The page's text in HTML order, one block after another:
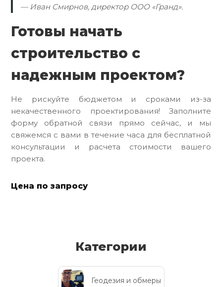
— Иван Смирнов, директор ООО «Гранд».
Готовы начать
строительство с
надежным проектом?
Не рискуйте бюджетом и сроками из-за
некачественного проектирования! Заполните
форму обратной связи прямо сейчас, и мы
свяжемся с вами в течение часа для бесплатной
консультации и расчета стоимости вашего
проекта.
Цена по запросу
Категории
Геодезия и обмеры